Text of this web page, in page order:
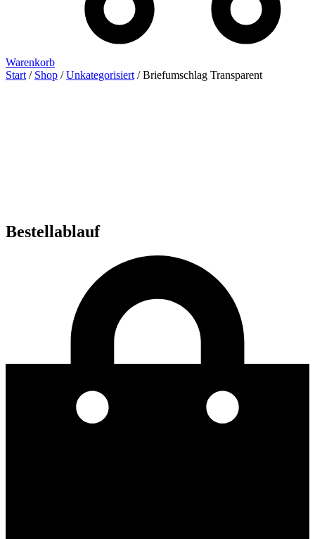
Warenkorb
Start / Shop /Unkategorisiert / Briefumschlag Transparent
Bestellablauf